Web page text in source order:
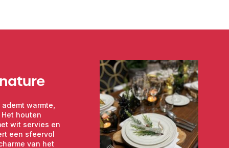
bar
zakelijke bijeenkomsten
Amsterdam, Aalsmeer of elders in de Randstad?
schoon en stijlvol – of je haalt jouw wijnkoeler op bij ons in
champagnekoelers, flessenopeners en
warmte,
houten
wit servies en
een sfeervol
van het